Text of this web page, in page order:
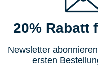
20% Rabatt
Newsletter
ersten